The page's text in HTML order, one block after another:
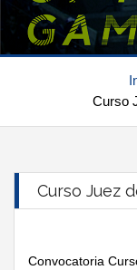
Curso
Curso Juez
Convocatoria